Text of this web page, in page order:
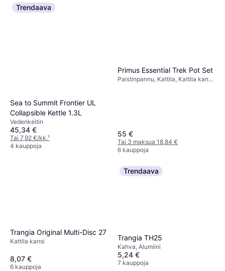
Trendaava
Sea to Summit Frontier UL
Collapsible Kettle 1.3L
Vedenkeitin
45,34 €
Tai 7,92 €/kk.¹
4 kauppoja
Primus Essential Trek Pot Set
Paistinpannu, Kattila, Kattila kansi,
55 €
Tai 3 maksua 18,84 €
6 kauppoja
Trangia Original Multi-Disc 27
Kattila kansi
8,07 €
6 kauppoja
Trendaava
Trangia TH25
Kahva, Alumiini
5,24 €
7 kauppoja